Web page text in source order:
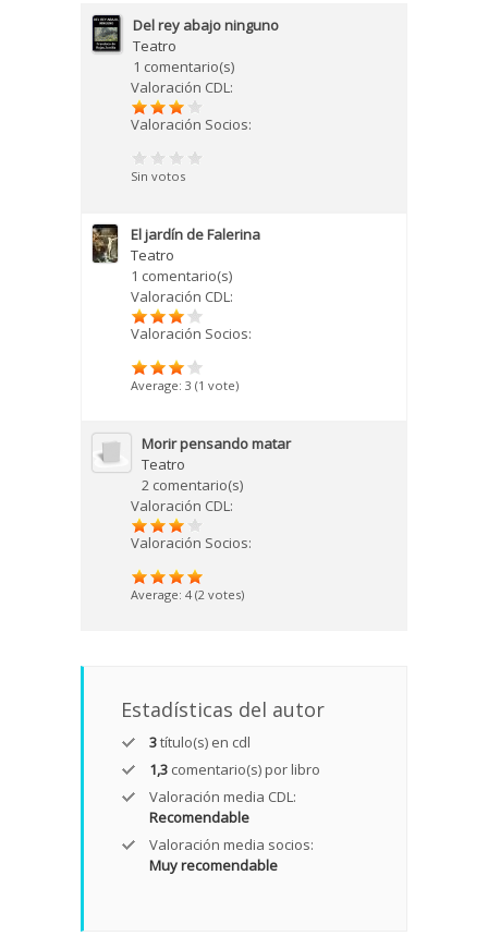
Del rey abajo ninguno
Teatro
1 comentario(s)
Valoración CDL:
Valoración Socios:
Sin votos
El jardín de Falerina
Teatro
1 comentario(s)
Valoración CDL:
Valoración Socios:
Average: 3 (1 vote)
Morir pensando matar
Teatro
2 comentario(s)
Valoración CDL:
Valoración Socios:
Average: 4 (2 votes)
Estadísticas del autor
3título(s) en cdl
1,3 comentario(s) por libro
Valoración media CDL:
Recomendable
Valoración media socios:
Muy recomendable